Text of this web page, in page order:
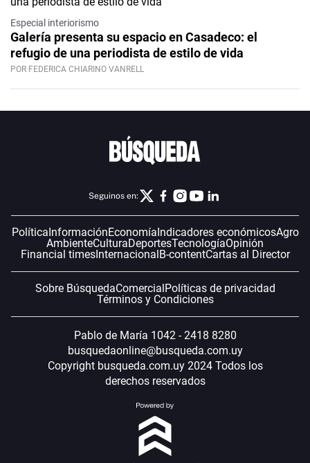
Especial interiorismo
Galería presenta su espacio en Casadeco: el
refugio de una periodista de estilo de vida
POR FEDERICA CHIARINO VANRELL
Seguinos en:
PolíticaInformaciónEconomíaIndicadores económicosAgro
AmbienteCulturaDeportesTecnologíaOpinión
Financial timesInternacionalB-contentCartas al Director
Sobre BúsquedaComercialPolíticas de privacidad
Términos y Condiciones
Pablo de María 1042 - 2418 8280
busquedaonline@busqueda.com.uy
Copyright busqueda.com.uy 2024 Todos los
derechos reservados